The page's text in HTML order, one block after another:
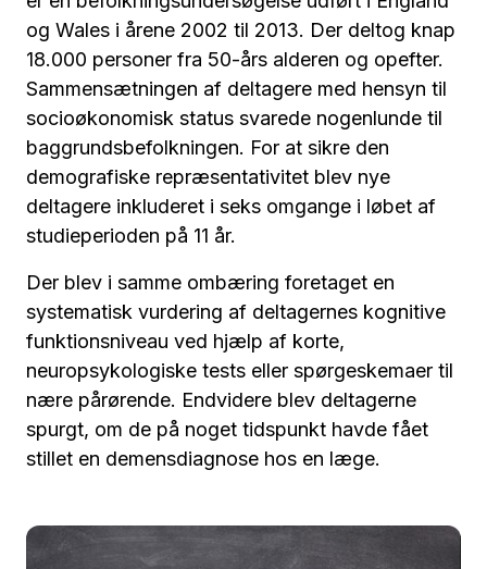
og Wales i årene 2002 til 2013. Der deltog knap
18.000 personer fra 50-års alderen og opefter.
Sammensætningen af deltagere med hensyn til
socioøkonomisk status svarede nogenlunde til
baggrundsbefolkningen. For at sikre den
demografiske repræsentativitet blev nye
deltagere inkluderet i seks omgange i løbet af
studieperioden på 11 år.
Der blev i samme ombæring foretaget en
systematisk vurdering af deltagernes kognitive
funktionsniveau ved hjælp af korte,
neuropsykologiske tests eller spørgeskemaer til
nære pårørende. Endvidere blev deltagerne
spurgt, om de på noget tidspunkt havde fået
stillet en demensdiagnose hos en læge.